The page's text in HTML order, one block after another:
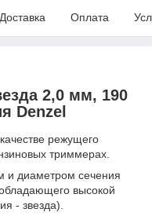
Доставка Оплата
2,0 мм, 190
Denzel
режущего
триммерах.
и диаметром сечения
высокой
- звезда).